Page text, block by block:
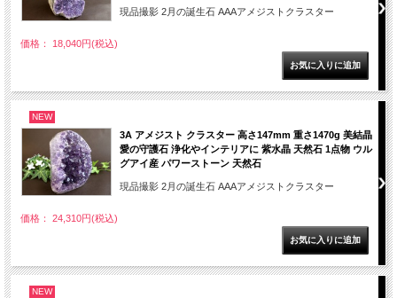
現品撮影 2月の誕生石 AAAアメジストクラスター
価格： 18,040円(税込)
NEW
3A アメジスト クラスター 高さ147mm 重さ1470g 美結晶
愛の守護石 浄化やインテリアに 紫水晶 天然石 1点物 ウル
グアイ産 パワーストーン 天然石
現品撮影 2月の誕生石 AAAアメジストクラスター
価格： 24,310円(税込)
NEW